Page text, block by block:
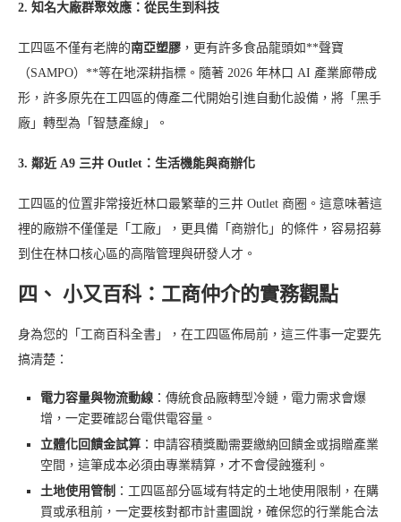
2. 知名大廠群聚效應：從民生到科技
工四區不僅有老牌的南亞塑膠 ，更有許多食品龍頭如**聲寶
（SAMPO）**等在地深耕指標。隨著 2026 年林口 AI 產業廊帶成
形，許多原先在工四區的傳產二代開始引進自動化設備，將「黑手
廠」轉型為「智慧產線」。
3. 鄰近 A9 三井 Outlet：生活機能與商辦化
工四區的位置非常接近林口最繁華的三井 Outlet 商圈。這意味著這
裡的廠辦不僅僅是「工廠」，更具備「商辦化」的條件，容易招募
到住在林口核心區的高階管理與研發人才。
四、 小又百科：工商仲介的實務觀點
身為您的「工商百科全書」，在工四區佈局前，這三件事一定要先
搞清楚：
電力容量與物流動線 ：傳統食品廠轉型冷鏈，電力需求會爆
增，一定要確認台電供電容量。
立體化回饋金試算 ：申請容積獎勵需要繳納回饋金或捐贈產業
空間，這筆成本必須由專業精算，才不會侵蝕獲利。
土地使用管制 ：工四區部分區域有特定的土地使用限制，在購
買或承租前，一定要核對都市計畫圖說，確保您的行業能合法